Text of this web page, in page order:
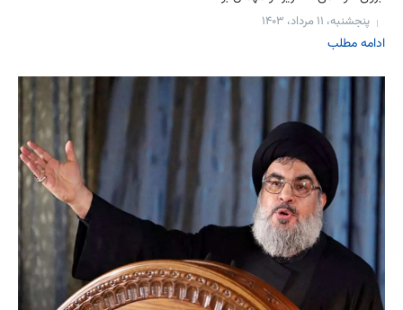
پنجشنبه، ۱۱ مرداد، ۱۴۰۳
ادامه مطلب